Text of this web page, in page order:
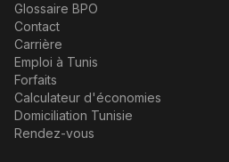
Glossaire BPO
Contact
Carrière
Emploi à Tunis
Forfaits
Calculateur d'économies
Domiciliation Tunisie
Rendez-vous